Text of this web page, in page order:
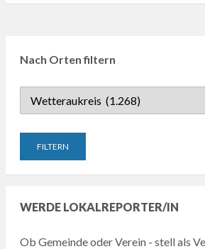
Nach Orten filtern
WERDE LOKALREPORTER/IN
Ob Gemeinde oder Verein - stell als